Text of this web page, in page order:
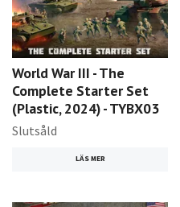
World War III - The
Complete Starter Set
(Plastic, 2024) - TYBX03
Slutsåld
LÄS MER